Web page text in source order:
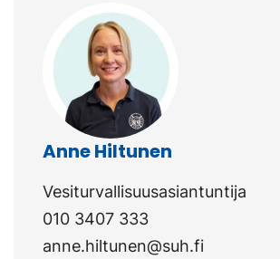
Anne Hiltunen
Vesiturvallisuusasiantuntija
010 3407 333
anne.hiltunen@suh.fi